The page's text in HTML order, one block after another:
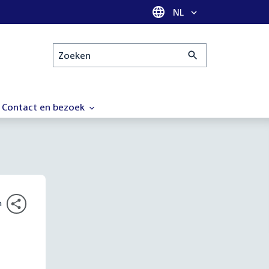
Taal selectie
NL
Zoeken
Contact en bezoek